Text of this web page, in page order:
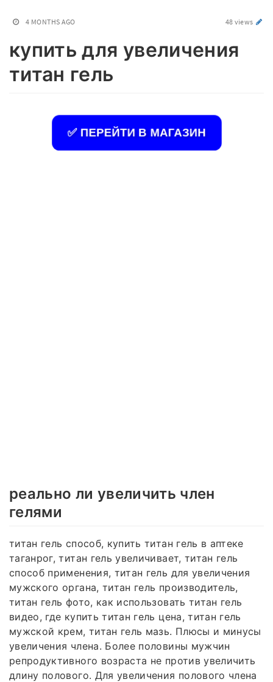
4 MONTHS AGO 48 views
купить для увеличения
титан гель
✅ ПЕРЕЙТИ В МАГАЗИН
реально ли увеличить член
гелями
титан гель способ, купить титан гель в аптеке
таганрог, титан гель увеличивает, титан гель
способ применения, титан гель для увеличения
мужского органа, титан гель производитель,
титан гель фото, как использовать титан гель
видео, где купить титан гель цена, титан гель
мужской крем, титан гель мазь. Плюсы и минусы
увеличения члена. Более половины мужчин
репродуктивного возраста не против увеличить
длину полового. Для увеличения полового члена